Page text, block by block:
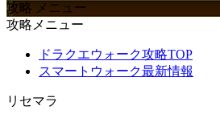
攻略 メニュー
攻略メニュー
ドラクエウォーク攻略TOP
スマートウォーク最新情報
リセマラ